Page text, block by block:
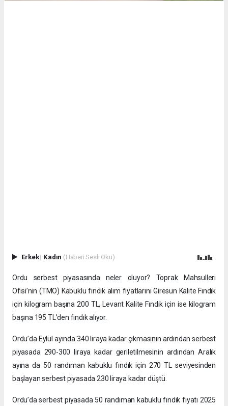
Erkek| Kadın (Haberi Sesli Oku)
Ordu serbest piyasasında neler oluyor? Toprak Mahsulleri
Ofisi’nin (TMO) Kabuklu fındık alım fiyatlarını Giresun Kalite Fındık
için kilogram başına 200 TL, Levant Kalite Fındık için ise kilogram
başına 195 TL’den fındık alıyor.
Ordu’da Eylül ayında 340 liraya kadar çıkmasının ardından serbest
piyasada 290-300 liraya kadar geriletilmesinin ardından Aralık
ayına da 50 randıman kabuklu fındık için 270 TL seviyesinden
başlayan serbest piyasada 230 liraya kadar düştü.
Ordu’da serbest piyasada 50 randıman kabuklu fındık fiyatı 2025